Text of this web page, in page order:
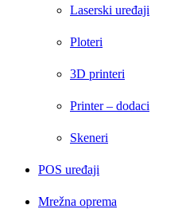
Laserski uređaji
Ploteri
3D printeri
Printer – dodaci
Skeneri
POS uređaji
Mrežna oprema